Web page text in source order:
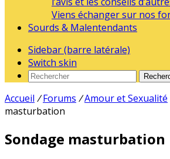
Viens échanger sur nos
Sourds & Malentendants
Sidebar (barre latérale)
Switch skin
Accueil / Forums /Amour et Sexualité
masturbation
Sondage masturbation